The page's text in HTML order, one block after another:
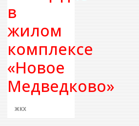
в
жилом
комплексе
«Новое
Медведково»
ЖКХ